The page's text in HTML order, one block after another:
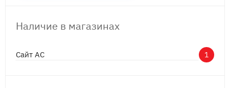
Наличие в магазинах
Сайт АС 1